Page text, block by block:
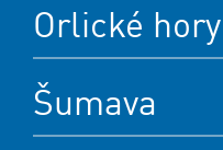
Orlické hory
Šumava